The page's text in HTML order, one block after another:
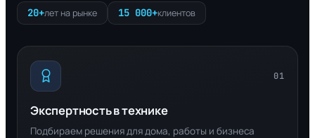
20+лет на рынке 15 000+клиентов
01
Экспертность в технике
Подбираем решения для дома, работы и бизнеса